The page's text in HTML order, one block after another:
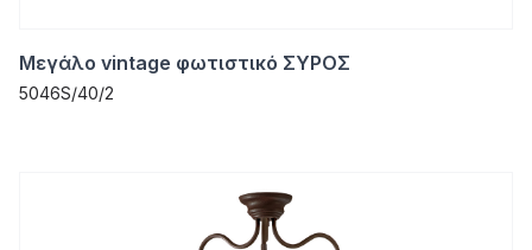
Μεγάλο vintage φωτιστικό ΣΥΡΟΣ
5046S/40/2